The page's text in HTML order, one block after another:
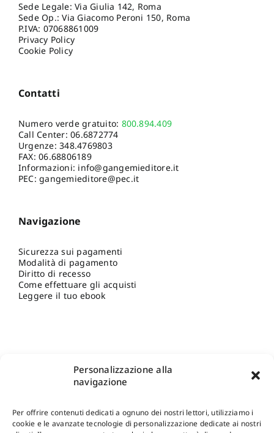
Personalizzazione alla
navigazione
Per offrire contenuti dedicati a ognuno dei nostri lettori, utilizziamo i
cookie e le avanzate tecnologie di personalizzazione dedicate ai nostri
Sede Legale: Via Giulia 142, Roma
Sede Op.: Via Giacomo Peroni 150, Roma
P.IVA: 07068861009
Privacy Policy
Cookie Policy
Contatti
Numero verde gratuito: 800.894.409
Call Center:06.6872774
Urgenze:348.4769803
FAX: 06.68806189
Informazioni: info@gangemieditore.it
PEC: gangemieditore@pec.it
Navigazione
Sicurezza sui pagamenti
Modalità di pagamento
Diritto di recesso
Come effettuare gli acquisti
Leggere il tuo ebook